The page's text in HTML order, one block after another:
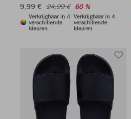
9,99 € 24,99 € 60 %
Verkrijgbaar in 4
verschillende
kleuren
Verkrijgbaar in 4
verschillende
kleuren